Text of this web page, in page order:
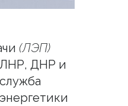
(ЛЭП)
ЛНР, ДНР и